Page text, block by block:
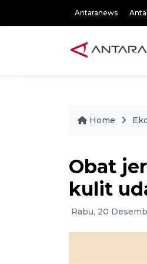
Antaranews
Home
Obat
kulit
Rabu, 20